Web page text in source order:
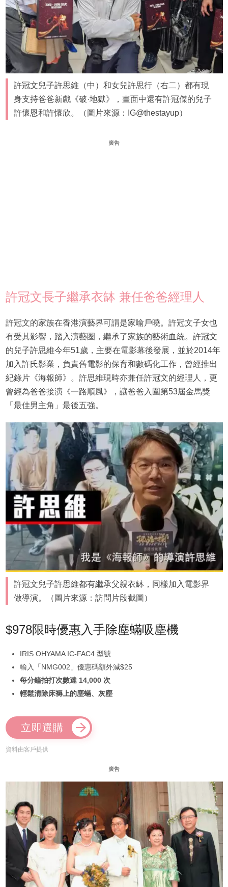
許冠文兒子許思維（中）和女兒許思行（右二）都有現
身支持爸爸新戲《破·地獄》，畫面中還有許冠傑的兒子
許懷恩和許懷欣。（圖片來源：IG@thestayup）
廣告
許冠文長子繼承衣缽 兼任爸爸經理人
許冠文的家族在香港演藝界可謂是家喻戶曉。許冠文子女也
有受其影響，踏入演藝圈，繼承了家族的藝術血統。許冠文
的兒子許思維今年51歲，主要在電影幕後發展，並於2014年
加入許氏影業，負責舊電影的保育和數碼化工作，曾經推出
紀錄片《海報師》。許思維現時亦兼任許冠文的經理人，更
曾經為爸爸接演《一路順風》，讓爸爸入圍第53屆金馬獎
「最佳男主角」最後五強。
許冠文兒子許思維都有繼承父親衣缽，同樣加入電影界
做導演。（圖片來源：訪問片段截圖）
$978限時優惠入手除塵蟎吸塵機
IRIS OHYAMA IC-FAC4 型號
輸入「NMG002」優惠碼額外減$25
每分鐘拍打次數達 14,000 次
輕鬆清除床褥上的塵蟎、灰塵
立即選購
資料由客戶提供
廣告